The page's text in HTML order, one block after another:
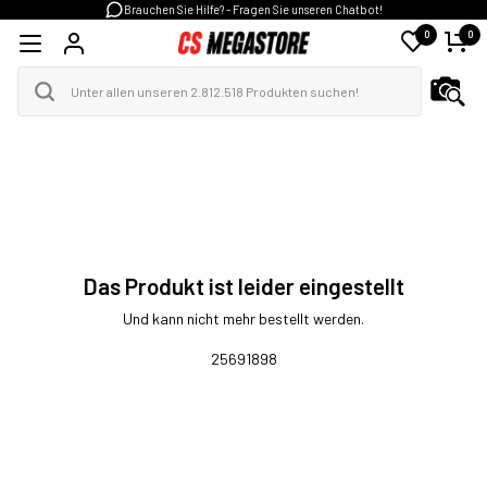
Brauchen Sie Hilfe? - Fragen Sie unseren Chatbot!
0 0
Das Produkt ist leider eingestellt
Und kann nicht mehr bestellt werden.
25691898